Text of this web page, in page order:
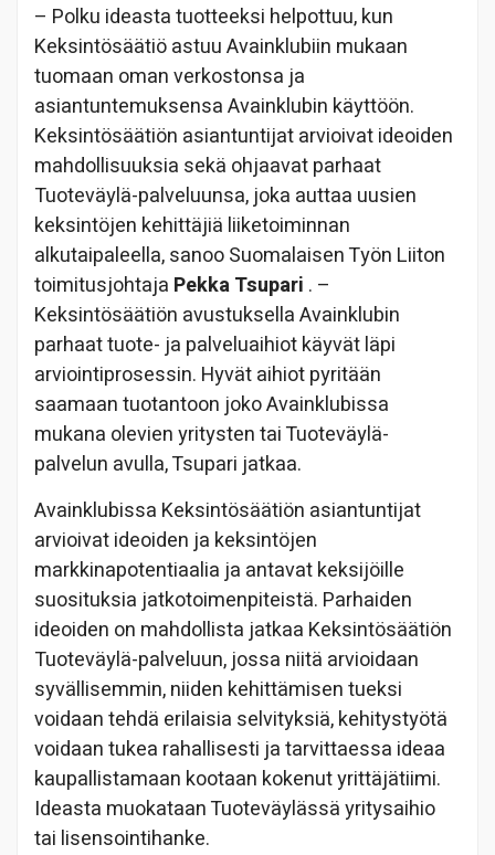
– Polku ideasta tuotteeksi helpottuu, kun
Keksintösäätiö astuu Avainklubiin mukaan
tuomaan oman verkostonsa ja
asiantuntemuksensa Avainklubin käyttöön.
Keksintösäätiön asiantuntijat arvioivat ideoiden
mahdollisuuksia sekä ohjaavat parhaat
Tuoteväylä-palveluunsa, joka auttaa uusien
keksintöjen kehittäjiä liiketoiminnan
alkutaipaleella, sanoo Suomalaisen Työn Liiton
toimitusjohtaja Pekka Tsupari . –
Keksintösäätiön avustuksella Avainklubin
parhaat tuote- ja palveluaihiot käyvät läpi
arviointiprosessin. Hyvät aihiot pyritään
saamaan tuotantoon joko Avainklubissa
mukana olevien yritysten tai Tuoteväylä-
palvelun avulla, Tsupari jatkaa.
Avainklubissa Keksintösäätiön asiantuntijat
arvioivat ideoiden ja keksintöjen
markkinapotentiaalia ja antavat keksijöille
suosituksia jatkotoimenpiteistä. Parhaiden
ideoiden on mahdollista jatkaa Keksintösäätiön
Tuoteväylä-palveluun, jossa niitä arvioidaan
syvällisemmin, niiden kehittämisen tueksi
voidaan tehdä erilaisia selvityksiä, kehitystyötä
voidaan tukea rahallisesti ja tarvittaessa ideaa
kaupallistamaan kootaan kokenut yrittäjätiimi.
Ideasta muokataan Tuoteväylässä yritysaihio
tai lisensointihanke.